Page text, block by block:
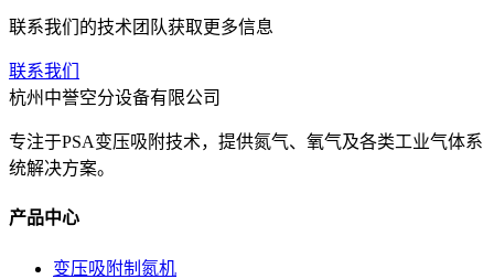
联系我们的技术团队获取更多信息
联系我们
杭州中誉空分设备有限公司
专注于PSA变压吸附技术，提供氮气、氧气及各类工业气体系
统解决方案。
产品中心
变压吸附制氮机